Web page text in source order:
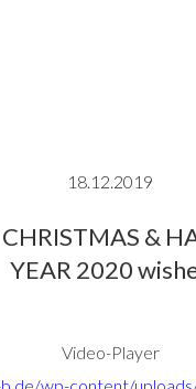
18.12.2019
&
YEAR 2020
Video-Player